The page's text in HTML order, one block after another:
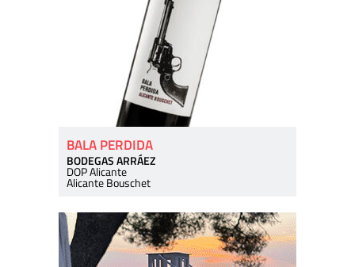
BALA PERDIDA
BODEGAS ARRÁEZ
DOP Alicante
Alicante Bouschet